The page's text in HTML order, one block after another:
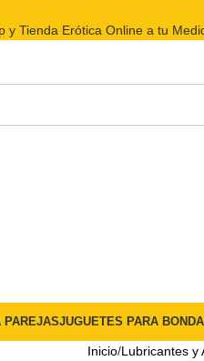
y Tienda Erótica Online a tu
PAREJASJUGUETES PARA
Inicio Lubricantes y